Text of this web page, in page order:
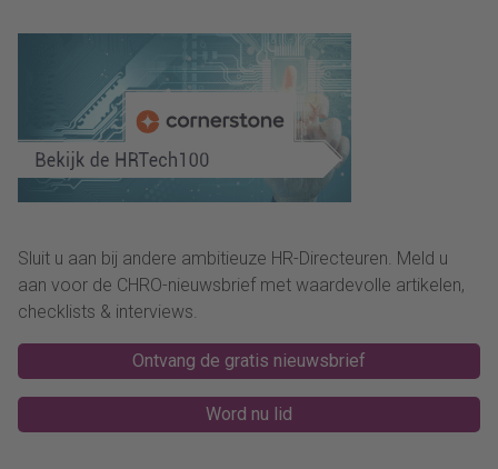
Sluit u aan bij andere ambitieuze HR-Directeuren. Meld u
aan voor de CHRO-nieuwsbrief met waardevolle artikelen,
checklists & interviews.
Ontvang de gratis nieuwsbrief
Word nu lid